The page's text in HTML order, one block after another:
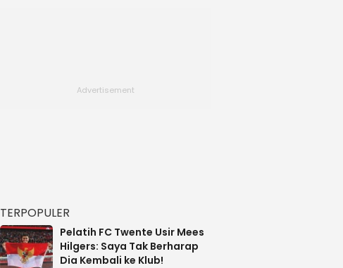
TERPOPULER
Pelatih FC Twente Usir Mees
Hilgers: Saya Tak Berharap
Dia Kembali ke Klub!